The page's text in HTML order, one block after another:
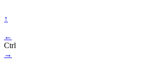
↑
←
Ctrl
→